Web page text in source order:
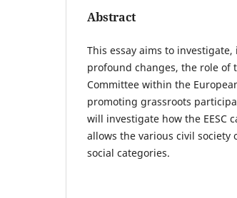
Abstract
This essay aims to
profound changes, the role of
Committee within the
promoting grassroots
will investigate how the EESC
allows the various civil
social categories.